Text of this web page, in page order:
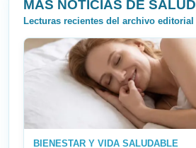
MÁS NOTICIAS DE SALUD
Lecturas recientes del archivo editorial
BIENESTAR Y VIDA SALUDABLE